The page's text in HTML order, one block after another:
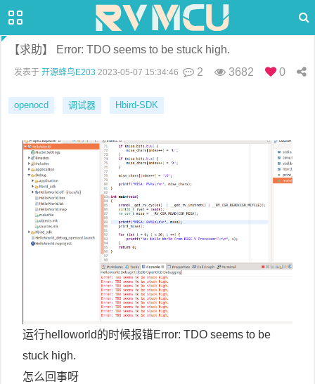
【求助】 Error: TDO seems to be stuck high.
发表于 开源蜂鸟E203 2023-05-07 15:34:46 2 3682 0
openocd 调试器 Hbird-SDK
运行helloworld的时候报错Error: TDO seems to be
stuck high.
怎么回事呀